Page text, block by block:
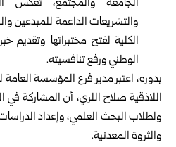
الجامعة والمجتمع، تعكس
والتشريعات الداعمة للمبدعين
الكلية لفتح مختبراتها وتقديم
الوطني ورفع تنافسيته.
بدوره، اعتبر مدير فرع المؤسسة العامة
اللاذقية صلاح اللري، أن المشاركة
ولطلاب البحث العلمي، وإعداد
والثروة المعدنية.